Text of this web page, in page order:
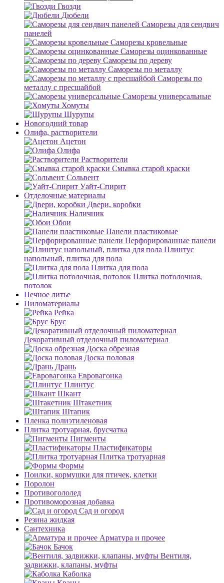
Гвозди
Дюбели
Саморезы для сендвич
панелей
Саморезы кровельные
Саморезы оцинкованные
Саморезы по дереву
Саморезы по металлу
Саморезы по
металлу с пресшайбой
Саморезы универсальные
Хомуты
Шурупы
Новогодний товар
Олифа, растворители
Ацетон
Олифа
Растворители
Смывка старой краски
Сольвент
Уайт-Спирит
Отделочные материалы
Двери, коробки
Наличник
Обои
Панели пластиковые
Перфорированные панели
Плинтус
напольный, плитка для пола
Плитка для пола
Плитка потолочная,
потолок
Печное литье
Пиломатериалы
Рейка
Брус
Декоративный отделочный пиломатериал
Доска обрезная
Доска половая
Дрань
Евровагонка
Плинтус
Шкант
Штакетник
Штапик
Пленка полиэтиленовая
Плитка тротуарная, брусчатка
Пигменты
Пластификаторы
Плитка тротуарная
Формы
Поилки, кормушки для птичек, клетки
Поролон
Противогололед
Противоморозная добавка
Сад и огород
Резина жидкая
Сантехника
Арматура и прочее
Бачок
Вентиля,
задвижки, клапаны, муфты
Каболка